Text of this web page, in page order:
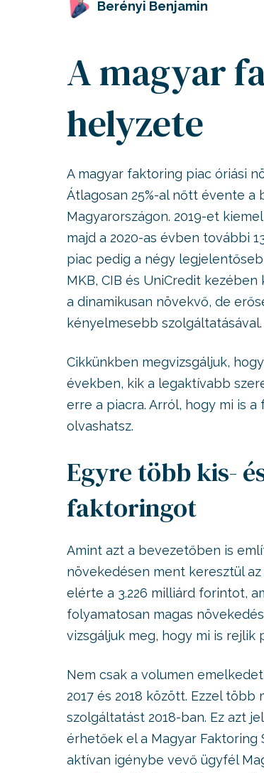
Berényi Benjamin
A magyar
helyzete
A magyar faktoring piac óriási
Átlagosan 25%-al nőtt évente
Magyarországon. 2019-et
majd a 2020-as évben további
piac pedig a négy
MKB, CIB és UniCredit
a dinamikusan növekvő, de
kényelmesebb szolgáltatásával.
Cikkünkben megvizsgáljuk,
években, kik a legaktívabb
erre a piacra. Arról, hogy mi is
olvashatsz.
Egyre több kis-
faktoringot
Amint azt a bevezetőben is
növekedésen ment keresztül
elérte a 3.226 milliárd forintot,
folyamatosan magas
vizsgáljuk meg, hogy mi is rejlik
Nem csak a volumen
2017 és 2018 között. Ezzel
szolgáltatást 2018-ban. Ez azt
érhetőek el a Magyar
aktívan igénybe vevő ügyfél